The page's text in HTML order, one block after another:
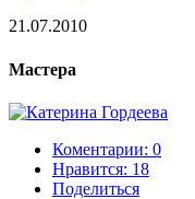
21.07.2010
Мастера
Коментарии: 0
Нравится: 18
Поделиться